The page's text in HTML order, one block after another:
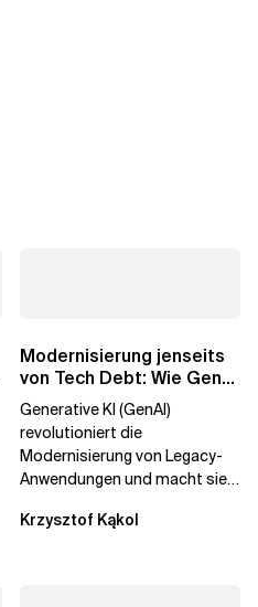
Modernisierung jenseits
von Tech Debt: Wie GenAI
die
Generative KI (GenAI)
revolutioniert die
Modernisierung von Legacy-
Anwendungen und macht sie
Durch die Automatisierung...
Krzysztof Kąkol